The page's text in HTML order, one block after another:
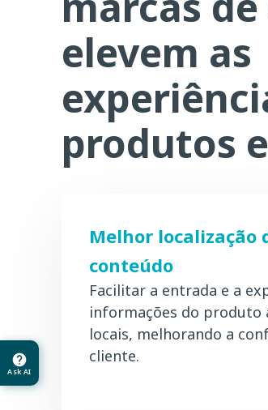
Ask AI
elevem as
produtos
Melhor localização
conteúdo
Facilitar a entrada e a
informações do produto
locais, melhorando a
cliente.